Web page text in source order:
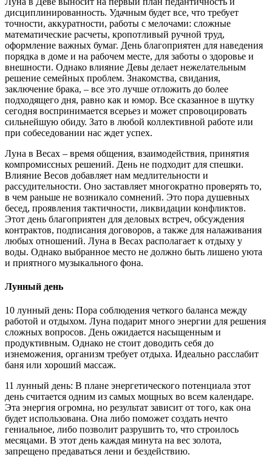
дисциплинированность. Удачным будет все, что требует
точности, аккуратности, работы с мелочами: сложные
математические расчеты, кропотливый ручной труд,
оформление важных бумаг. День благоприятен для наведения
порядка в доме и на рабочем месте, для заботы о здоровье и
внешности. Однако влияние Девы делает нежелательным
решение семейных проблем. Знакомства, свидания,
заключение брака, – все это лучше отложить до более
подходящего дня, равно как и юмор. Все сказанное в шутку
сегодня воспринимается всерьез и может спровоцировать
сильнейшую обиду. Зато в любой коллективной работе или
при собеседовании нас ждет успех.
Луна в Весах – время общения, взаимодействия, принятия
компромиссных решений. День не подходит для спешки.
Влияние Весов добавляет нам медлительности и
рассудительности. Оно заставляет многократно проверять то,
в чем раньше не возникало сомнений. Это пора душевных
бесед, проявления тактичности, ликвидации конфликтов.
Этот день благоприятен для деловых встреч, обсуждения
контрактов, подписания договоров, а также для налаживания
любых отношений. Луна в Весах располагает к отдыху у
воды. Однако выбранное место не должно быть лишено уюта
и приятного музыкального фона.
Лунный день
10 лунный день: Пора соблюдения четкого баланса между
работой и отдыхом. Луна подарит много энергии для решения
сложных вопросов. День ожидается насыщенным и
продуктивным. Однако не стоит доводить себя до
изнеможения, организм требует отдыха. Идеально расслабит
баня или хороший массаж.
11 лунный день: В плане энергетического потенциала этот
день считается одним из самых мощных во всем календаре.
Эта энергия огромна, но результат зависит от того, как она
будет использована. Она либо поможет создать нечто
гениальное, либо позволит разрушить то, что строилось
месяцами. В этот день каждая минута на вес золота,
запрещено предаваться лени и бездействию.